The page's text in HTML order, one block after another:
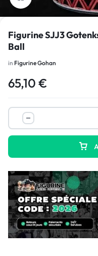
Figurine SJJ3
Ball
in Figurine Gohan
65,10 €